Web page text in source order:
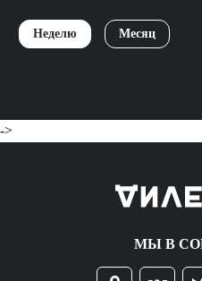
Неделю Месяц
->
МЫ В